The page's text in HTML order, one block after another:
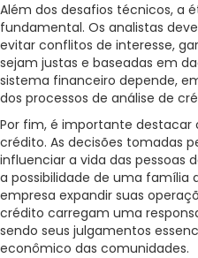
Além dos desafios técnicos, a
fundamental. Os analistas
evitar conflitos de interesse,
sejam justas e baseadas em
sistema financeiro depende,
dos processos de análise de
Por fim, é importante destacar
crédito. As decisões tomadas
influenciar a vida das pessoas
a possibilidade de uma família
empresa expandir suas
crédito carregam uma
sendo seus julgamentos
econômico das comunidades.